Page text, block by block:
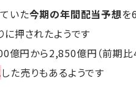
いた今期の年間配当予想を
に押されたようです
億円から2,850億円（前期比
した売りもあるようです